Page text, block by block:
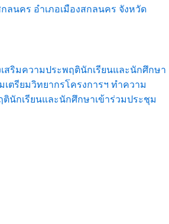
ลนคร อำเภอเมืองสกลนคร จังหวัด
สริมความประพฤตินักเรียนและนักศึกษา
ตรียมวิทยากรโครงการฯ ทำความ
นักเรียนและนักศึกษาเข้าร่วมประชุม